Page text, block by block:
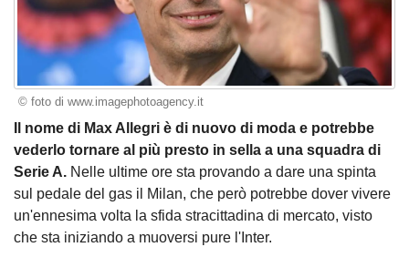
© foto di www.imagephotoagency.it
Il nome di Max Allegri è di nuovo di moda e potrebbe
vederlo tornare al più presto in sella a una squadra di
Serie A. Nelle ultime ore sta provando a dare una spinta
sul pedale del gas il Milan, che però potrebbe dover vivere
un'ennesima volta la sfida stracittadina di mercato, visto
che sta iniziando a muoversi pure l'Inter.